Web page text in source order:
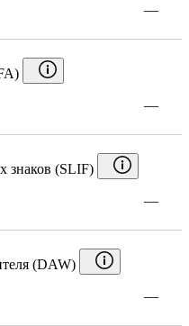
—
—
знаков (SLIF)
—
(DAW)
—